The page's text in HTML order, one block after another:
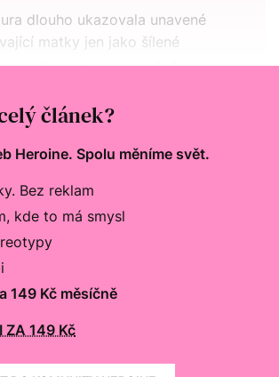
dlouho ukazovala unavené
matky jen jako šílené
bezdětnost jako konečně
článek?
Heroine. Spolu měníme svět.
Bez reklam
kde to má smysl
149 Kč měsíčně
ZA 149 Kč